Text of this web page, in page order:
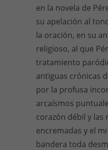
en la novela de
su apelación al
la oración, en su
religioso, al que
tratamiento
antiguas crónicas
por la profusa
arcaísmos
corazón débil y las
encremadas y el
bandera toda